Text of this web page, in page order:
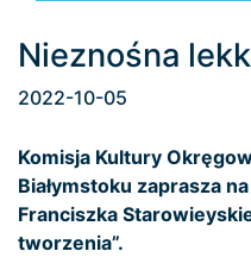
Loading...
Nieznośna
2022-10-05
Komisja Kultury
Białymstoku zaprasza
Franciszka
tworzenia”.